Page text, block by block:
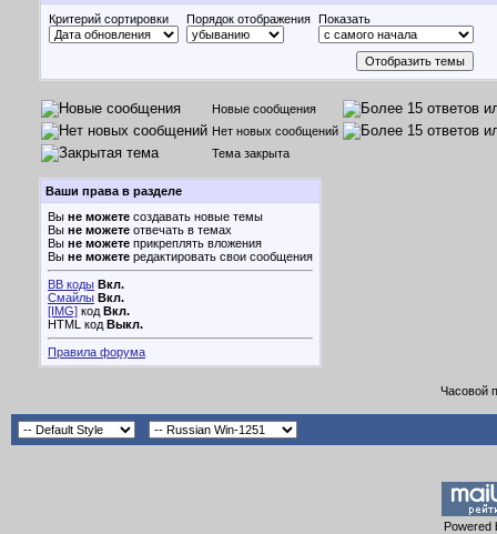
Критерий сортировки
Порядок отображения Показать
Новые сообщения
Нет новых сообщений
Тема закрыта
Ваши права в разделе
Вы не можете создавать новые темы
Вы не можете отвечать в темах
Вы не можете прикреплять вложения
Вы не можете редактировать свои сообщения
BB коды Вкл.
Смайлы Вкл.
[IMG] код Вкл.
HTML код Выкл.
Правила форума
Часовой
Powered